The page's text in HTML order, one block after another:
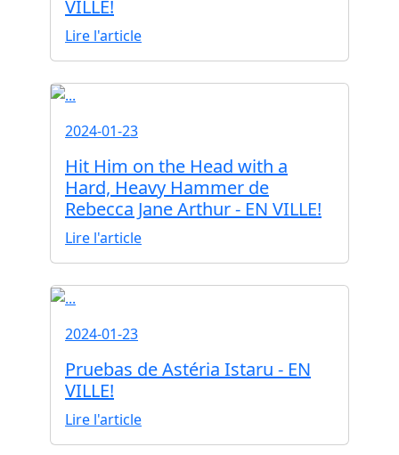
VILLE!
Lire l'article
2024-01-23
Hit Him on the Head with a
Hard, Heavy Hammer de
Rebecca Jane Arthur - EN VILLE!
Lire l'article
2024-01-23
Pruebas de Astéria Istaru - EN
VILLE!
Lire l'article